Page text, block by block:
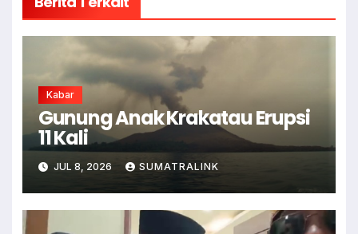
Kabar
Gunung Anak Krakatau Erupsi
11 Kali
JUL 8, 2026 SUMATRALINK